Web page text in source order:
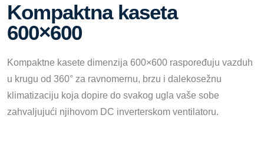
Kompaktna kaseta
600×600
Kompaktne kasete dimenzija 600×600 raspoređuju vazduh
u krugu od 360° za ravnomernu, brzu i dalekosežnu
klimatizaciju koja dopire do svakog ugla vaše sobe
zahvaljujući njihovom DC inverterskom ventilatoru.